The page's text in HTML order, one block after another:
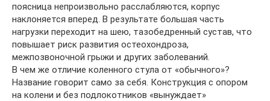
поясница непроизвольно расслабляются, корпус
наклоняется вперед. В результате большая часть
нагрузки переходит на шею, тазобедренный сустав, что
повышает риск развития остеохондроза,
межпозвоночной грыжи и других заболеваний.
В чем же отличие коленного стула от «обычного»?
Название говорит само за себя. Конструкция с опором
на колени и без подлокотников «вынуждает»